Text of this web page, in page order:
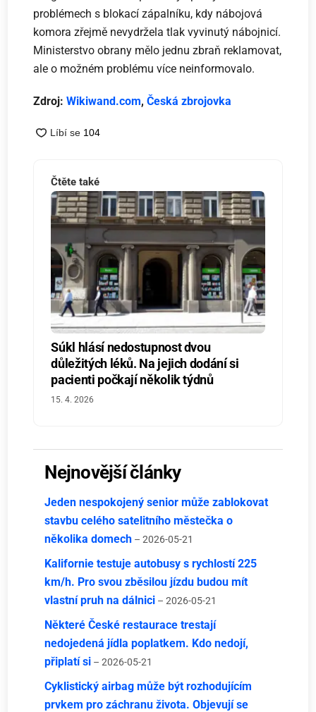
problémech s blokací zápalníku, kdy nábojová
komora zřejmě nevydržela tlak vyvinutý nábojnicí.
Ministerstvo obrany mělo jednu zbraň reklamovat,
ale o možném problému více neinformovalo.
Zdroj:Wikiwand.com,Česká zbrojovka
Čtěte také
Súkl hlásí nedostupnost dvou
důležitých léků. Na jejich dodání si
pacienti počkají několik týdnů
15. 4. 2026
Nejnovější články
Jeden nespokojený senior může zablokovat
stavbu celého satelitního městečka o
několika domech – 2026-05-21
Kalifornie testuje autobusy s rychlostí 225
km/h. Pro svou zběsilou jízdu budou mít
vlastní pruh na dálnici – 2026-05-21
Některé České restaurace trestají
nedojedená jídla poplatkem. Kdo nedojí,
připlatí si – 2026-05-21
Cyklistický airbag může být rozhodujícím
prvkem pro záchranu života. Objevují se